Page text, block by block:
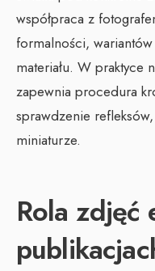
współpraca z
formalności,
materiału. W praktyce
zapewnia procedura
sprawdzenie
miniaturze.
Rola zdjęć